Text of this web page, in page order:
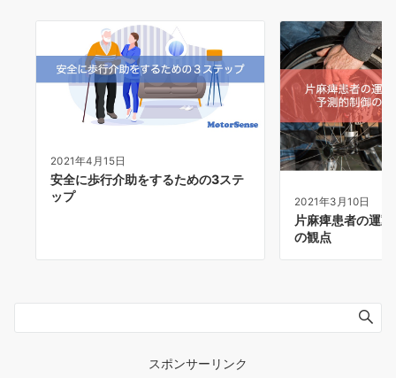
2021年4月15日
安全に歩行介助をするための3ステ
ップ
2021年3月10日
片麻痺患者の運
の観点
スポンサーリンク